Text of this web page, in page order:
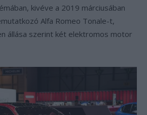
kivéve a 2019 márciusában
Alfa Romeo Tonale-t,
állása szerint két elektromos motor